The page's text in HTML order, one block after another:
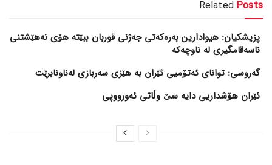
Related Posts
پزیشکیان: هیوادارین بەرەکەتی جەژنی قوربان ببێتە هۆی نەهێشتنی
ناسەقامگیری لە ناوچەکە
گەروسی: توانای ئەتۆمیی ئێران بە هێزی سەربازی لەناونابرێت
ئێران هۆشداریی دایە سێ وڵاتی ئەورووپی